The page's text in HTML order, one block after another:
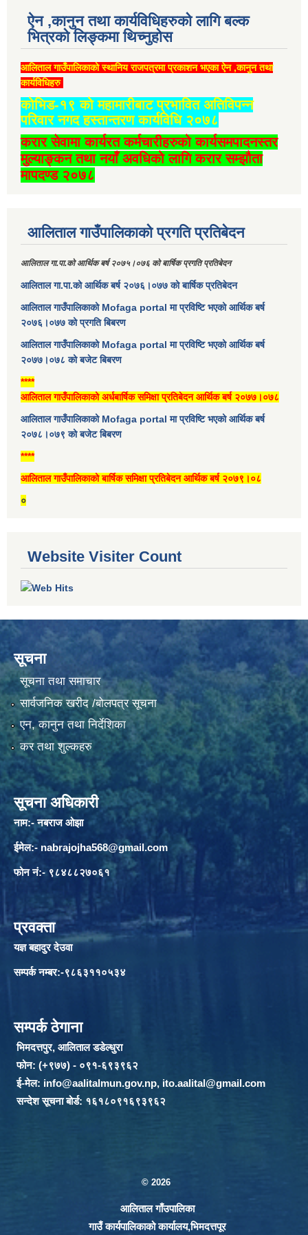
ऐन ,कानुन तथा कार्यविधिहरुको लागि बल्क
भित्रको लिङ्कमा थिच्‍नुहोस
आलिताल गाउँपालिकाको स्थानिय राजपत्रमा प्रकाशन भएका ऐन ,कानुन तथा
कार्यविधिहरु
कोभिड-१९ को महामारीबाट प्रभावित अतिविपन्न
परिवार नगद हस्तान्तरण कार्यविधि २०७८
करार सेवामा कार्यरत कर्मचारीहरुको कार्यसमपादनस्तर
मुल्याङ्कन तथा नयाँ अवधिको लागि करार सम्झौता
मापदण्ड २०७८
आलिताल गाउँपालिकाको प्रगति प्रतिबेदन
आलिताल गा.पा.को आर्थिक बर्ष २०७५।०७६ को बार्षिक प्रगति प्रतिबेदन
आलिताल गा.पा.को आर्थिक बर्ष २०७६।०७७ को बार्षिक प्रतिबेदन
आलिताल गाउँपालिकाको Mofaga portal मा प्रविष्टि भएको आर्थिक बर्ष
२०७६।०७७ को प्रगति बिबरण
आलिताल गाउँपालिकाको Mofaga portal मा प्रविष्टि भएको आर्थिक बर्ष
२०७७।०७८ को बजेट बिबरण
****
आलिताल गाउँपालिकाको अर्धबार्षिक समिक्षा प्रतिबेदन आर्थिक बर्ष २०७७।०७८
आलिताल गाउँपालिकाको Mofaga portal मा प्रविष्टि भएको आर्थिक बर्ष
२०७८।०७९ को बजेट बिबरण
****
आलिताल गाउँपालिकाको बार्षिक समिक्षा प्रतिबेदन आर्थिक बर्ष २०७९।०८
०
Website Visiter Count
सूचना
सूचना तथा समाचार
सार्वजनिक खरीद /बोलपत्र सूचना
एन, कानुन तथा निर्देशिका
कर तथा शुल्कहरु
सूचना अधिकारी
नाम:- नबराज ओझा
ईमेल:- nabrajojha568@gmail.com
फोन नं:- ९८४८८२७०६१
प्रवक्ता
यज्ञ बहादुर देउवा
सम्पर्क नम्बर:-९८६३११०५३४
सम्पर्क ठेगाना
भिमदत्तपुर, आलिताल डडेल्धुरा
फोन: (+९७७) - ०९१-६९३९६२
ई-मेल: info@aalitalmun.gov.np, ito.aalital@gmail.com
सन्देश सूचना बोर्ड: १६१८०९१६९३९६२
© 2026
आलिताल गाँउपालिका
गाउँ कार्यपालिकाको कार्यालय,भिमदत्तपूर